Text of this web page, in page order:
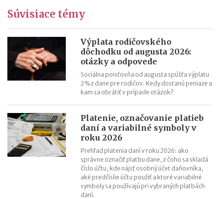
Účtovanie preplatkov a nedoplatkov z ročného zúčtovania
Platenie a označovanie platieb daní v roku 2022
Prerušenie odpisovania dlhodobého hmotného majetku v
jednoduchom účtovníctve
Vzory tlačív pre ročné zúčtovanie dane za rok 2021 (v roku
roku 2022)
Účtová osnova pre rok 2022 na stiahnutie
Súvisiace témy
Výplata rodičovského
dôchodku od augusta 2026:
otázky a odpovede
Sociálna poisťovňa od augusta spúšťa výplatu
2 % z dane pre rodičov. Kedy dostanú peniaze a
kam sa obrátiť v prípade otázok?
Platenie, označovanie platieb
daní a variabilné symboly v
roku 2026
Prehľad platenia daní v roku 2026: ako
správne označiť platbu dane, z čoho sa skladá
číslo účtu, kde nájsť osobný účet daňovníka,
aké predčíslie účtu použiť a ktoré variabilné
symboly sa používajú pri vybraných platbách
daní.